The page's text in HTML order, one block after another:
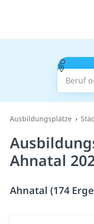
Beruf
Ausbildungsplätze
Ahnatal
Ahnatal (174